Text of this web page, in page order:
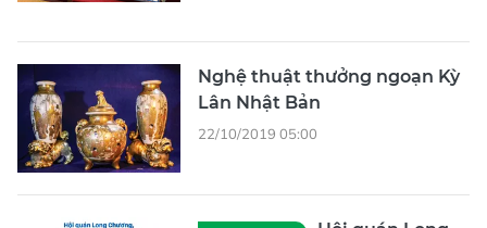
Nghệ thuật thưởng ngoạn Kỳ
Lân Nhật Bản
22/10/2019 05:00